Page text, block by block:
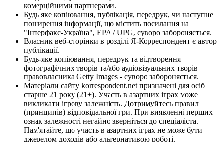
комерційними партнерами.
Будь яке копіювання, публікація, передрук, чи наступне
поширення інформації, що містить посилання на
"Інтерфакс-Україна", EPA / UPG, суворо забороняється.
Власник веб-сторінки в розділі Я-Корреспондент є автор
публікації.
Будь-яке копіювання, передрук та відтворення
фотографічних творів та/або аудіовізуальних творів
правовласника Getty Images - суворо забороняється.
Матеріали сайту korrespondent.net призначені для осіб
старше 21 року (21+). Участь в азартних іграх може
викликати ігрову залежність. Дотримуйтесь правил
(принципів) відповідальної гри. При виявленні перших
ознак залежності негайно зверніться до спеціаліста.
Пам'ятайте, що участь в азартних іграх не може бути
джерелом доходів або альтернативою роботі.